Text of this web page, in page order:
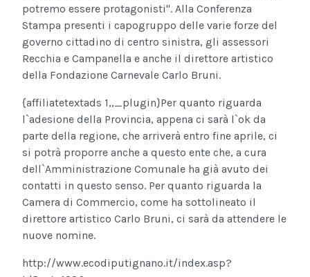
potremo essere protagonisti". Alla Conferenza
Stampa presenti i capogruppo delle varie forze del
governo cittadino di centro sinistra, gli assessori
Recchia e Campanella e anche il direttore artistico
della Fondazione Carnevale Carlo Bruni.
{affiliatetextads 1,,_plugin}Per quanto riguarda
l`adesione della Provincia, appena ci sarà l`ok da
parte della regione, che arriverà entro fine aprile, ci
si potrà proporre anche a questo ente che, a cura
dell`Amministrazione Comunale ha già avuto dei
contatti in questo senso. Per quanto riguarda la
Camera di Commercio, come ha sottolineato il
direttore artistico Carlo Bruni, ci sarà da attendere le
nuove nomine.
http://www.ecodiputignano.it/index.asp?